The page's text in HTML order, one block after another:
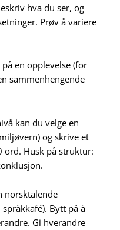
hva du ser, og
Prøv å variere
på en opplevelse (for
sammenhengende
kan du velge en
og skrive et
ord. Husk på struktur:
norsktalende
Bytt på å
Gi hverandre